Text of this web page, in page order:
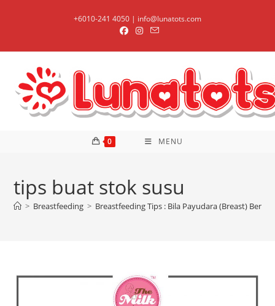
+6010-241 4050 | info@lunatots.com
0 MENU
tips buat stok susu
> Breastfeeding > Breastfeeding Tips : Bila Payudara (Breast)